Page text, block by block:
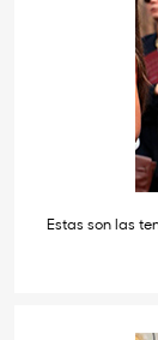
Estas son las